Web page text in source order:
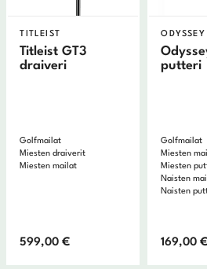
TITLEIST
Titleist GT3
draiveri
Golfmailat
Miesten draiverit
Miesten mailat
599,00€
ODYSSEY
putteri
Golfmailat
Miesten
Miesten
Naisten
Naisten
169,00€